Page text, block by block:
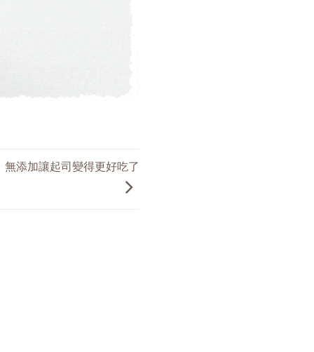
添加讓起司變得更好吃了